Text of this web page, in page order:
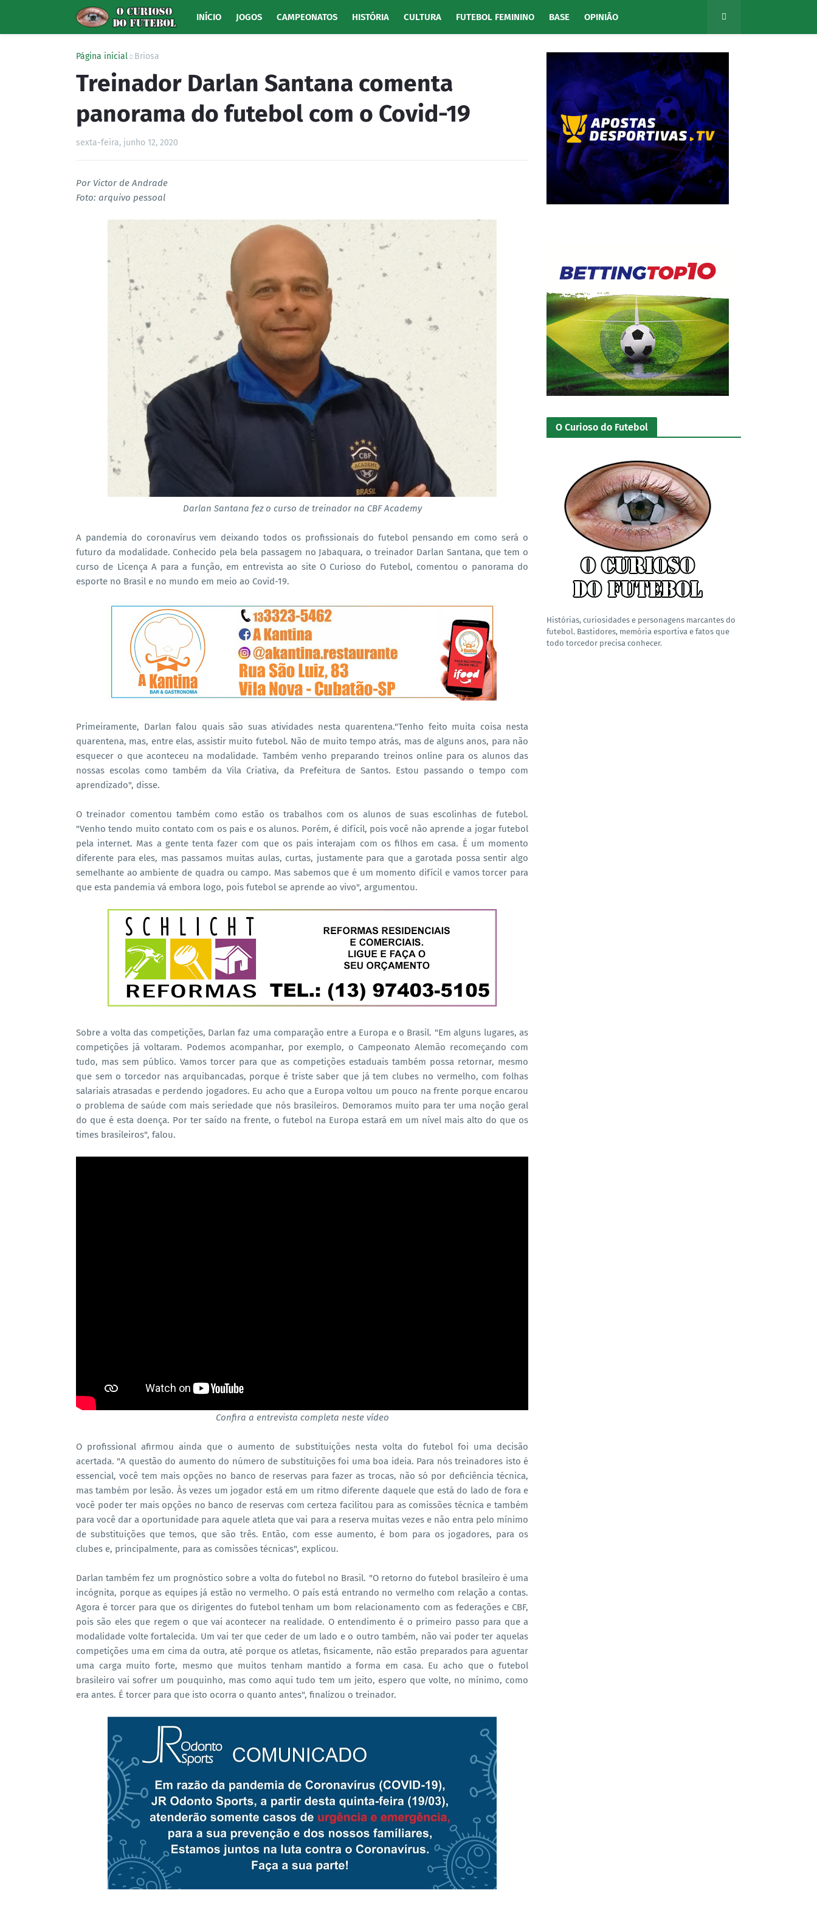
INÍCIO JOGOS CAMPEONATOS HISTÓRIA CULTURA FUTEBOL FEMININO BASE OPINIÃO
Página inicial Briosa
Treinador Darlan Santana comenta
panorama do futebol com o Covid-19
sexta-feira, junho 12, 2020
Por Victor de Andrade
Foto: arquivo pessoal
Darlan Santana fez o curso de treinador na CBF Academy
A pandemia do coronavírus vem deixando todos os profissionais do futebol pensando em como será o
futuro da modalidade. Conhecido pela bela passagem no Jabaquara, o treinador Darlan Santana, que tem o
curso de Licença A para a função, em entrevista ao site O Curioso do Futebol, comentou o panorama do
esporte no Brasil e no mundo em meio ao Covid-19.
Primeiramente, Darlan falou quais são suas atividades nesta quarentena."Tenho feito muita coisa nesta
quarentena, mas, entre elas, assistir muito futebol. Não de muito tempo atrás, mas de alguns anos, para não
esquecer o que aconteceu na modalidade. Também venho preparando treinos online para os alunos das
nossas escolas como também da Vila Criativa, da Prefeitura de Santos. Estou passando o tempo com
aprendizado", disse.
O treinador comentou também como estão os trabalhos com os alunos de suas escolinhas de futebol.
"Venho tendo muito contato com os pais e os alunos. Porém, é difícil, pois você não aprende a jogar futebol
pela internet. Mas a gente tenta fazer com que os pais interajam com os filhos em casa. É um momento
diferente para eles, mas passamos muitas aulas, curtas, justamente para que a garotada possa sentir algo
semelhante ao ambiente de quadra ou campo. Mas sabemos que é um momento difícil e vamos torcer para
que esta pandemia vá embora logo, pois futebol se aprende ao vivo", argumentou.
Sobre a volta das competições, Darlan faz uma comparação entre a Europa e o Brasil. "Em alguns lugares, as
competições já voltaram. Podemos acompanhar, por exemplo, o Campeonato Alemão recomeçando com
tudo, mas sem público. Vamos torcer para que as competições estaduais também possa retornar, mesmo
que sem o torcedor nas arquibancadas, porque é triste saber que já tem clubes no vermelho, com folhas
salariais atrasadas e perdendo jogadores. Eu acho que a Europa voltou um pouco na frente porque encarou
o problema de saúde com mais seriedade que nós brasileiros. Demoramos muito para ter uma noção geral
do que é esta doença. Por ter saído na frente, o futebol na Europa estará em um nível mais alto do que os
times brasileiros", falou.
Confira a entrevista completa neste vídeo
O profissional afirmou ainda que o aumento de substituições nesta volta do futebol foi uma decisão
acertada. "A questão do aumento do número de substituições foi uma boa ideia. Para nós treinadores isto é
essencial, você tem mais opções no banco de reservas para fazer as trocas, não só por deficiência técnica,
mas também por lesão. Às vezes um jogador está em um ritmo diferente daquele que está do lado de fora e
você poder ter mais opções no banco de reservas com certeza facilitou para as comissões técnica e também
para você dar a oportunidade para aquele atleta que vai para a reserva muitas vezes e não entra pelo mínimo
de substituições que temos, que são três. Então, com esse aumento, é bom para os jogadores, para os
clubes e, principalmente, para as comissões técnicas", explicou.
Darlan também fez um prognóstico sobre a volta do futebol no Brasil. "O retorno do futebol brasileiro é uma
incógnita, porque as equipes já estão no vermelho. O país está entrando no vermelho com relação a contas.
Agora é torcer para que os dirigentes do futebol tenham um bom relacionamento com as federações e CBF,
pois são eles que regem o que vai acontecer na realidade. O entendimento é o primeiro passo para que a
modalidade volte fortalecida. Um vai ter que ceder de um lado e o outro também, não vai poder ter aquelas
competições uma em cima da outra, até porque os atletas, fisicamente, não estão preparados para aguentar
uma carga muito forte, mesmo que muitos tenham mantido a forma em casa. Eu acho que o futebol
brasileiro vai sofrer um pouquinho, mas como aqui tudo tem um jeito, espero que volte, no mínimo, como
era antes. É torcer para que isto ocorra o quanto antes", finalizou o treinador.
O Curioso do Futebol
Histórias, curiosidades e personagens marcantes do
futebol. Bastidores, memória esportiva e fatos que
todo torcedor precisa conhecer.